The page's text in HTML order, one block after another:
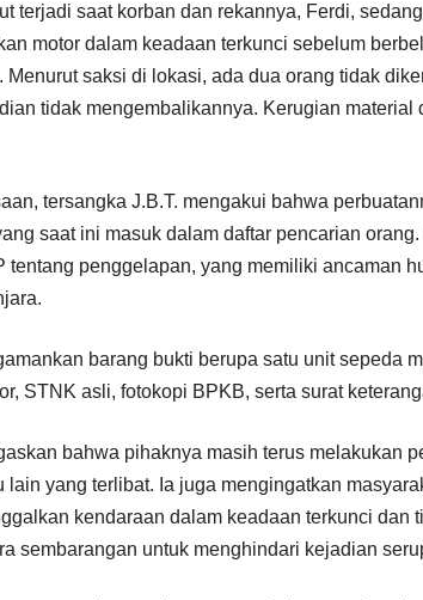
terjadi saat korban dan rekannya, Ferdi,
motor dalam keadaan terkunci sebelum
Menurut saksi di lokasi, ada dua orang tidak
tidak mengembalikannya. Kerugian material
tersangka J.B.T. mengakui bahwa
saat ini masuk dalam daftar pencarian
tentang penggelapan, yang memiliki ancaman
barang bukti berupa satu unit sepeda
STNK asli, fotokopi BPKB, serta surat
bahwa pihaknya masih terus melakukan
lain yang terlibat. Ia juga mengingatkan
kendaraan dalam keadaan terkunci dan
sembarangan untuk menghindari kejadian